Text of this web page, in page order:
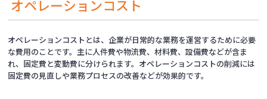
オペレーションコスト
オペレーションコストとは、企業が日常的な業務を運営するために必要
な費用のことです。主に人件費や物流費、材料費、設備費などが含ま
れ、固定費と変動費に分けられます。オペレーションコストの削減には
固定費の見直しや業務プロセスの改善などが効果的です。